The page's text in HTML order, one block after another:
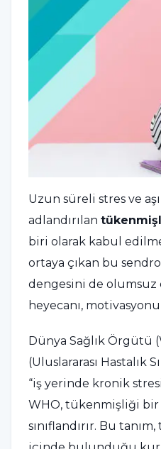
Uzun süreli stres ve
adlandırılan
biri olarak kabul
ortaya çıkan bu
dengesini de olumsuz
heyecanı,
Dünya Sağlık Örgütü
(Uluslararası Hastalık
“iş yerinde kronik
WHO, tükenmişliği bir
sınıflandırır. Bu